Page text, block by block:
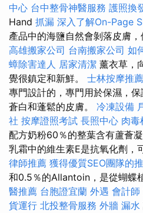
中心 台中整骨神醫服務 護照換
Hand 抓漏 深入了解On-Page
產品中的海鹽自然會剝落皮膚，
高雄搬家公司 台南搬家公司 如
蟑除害達人 居家清潔 薰衣草，
覺很鎮定和新鮮。 士林按摩推薦
專門設計的，專門用於保濕，保
蒼白和蓬鬆的皮膚。 冷凍設備
社 按摩證照考試 長照中心 肉毒
配方奶粉60％的整葉含有蘆薈
乳霜中的維生素E是抗氧化劑，
律師推薦 獲得優質SEO團隊的
和0.5％的Allantoin，是從蝴蝶
醫推薦 台胞證宜蘭 外遇 會計師
貨運行 北投整骨服務 外牆 漏水